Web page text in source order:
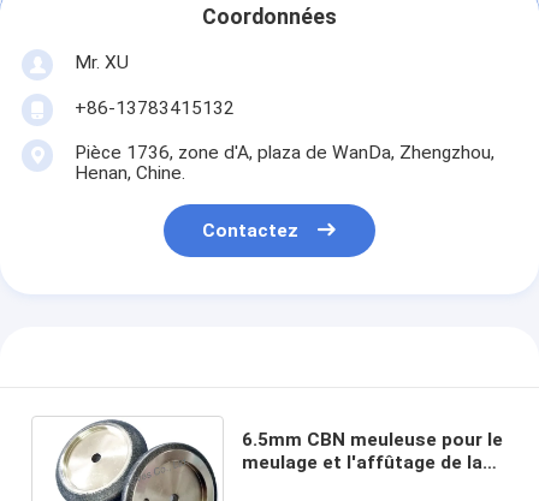
Coordonnées
Mr. XU
+86-13783415132
Pièce 1736, zone d'A, plaza de WanDa, Zhengzhou,
Henan, Chine.
Contactez
6.5mm CBN meuleuse pour le
meulage et l'affûtage de la